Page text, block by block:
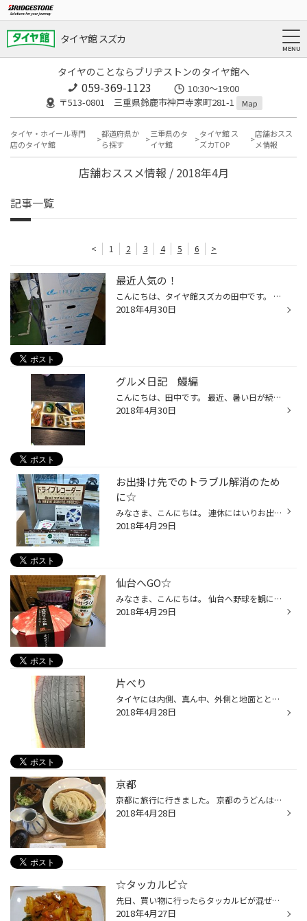
タイヤ館 スズカ
タイヤのことならブリヂストンのタイヤ館へ
059-369-1123
10:30～19:00
〒513-0801 三重県鈴鹿市神戸寺家町281-1
Map
タイヤ・ホイール専門
店のタイヤ館
都道府県か
ら探す
三重県のタ
イヤ館
タイヤ館 ス
ズカTOP
店舗おスス
メ情報
店舗おススメ情報 / 2018年4月
記事一覧
< 1 2 3 4 5 6 >
最近人気の！
こんにちは、タイヤ館スズカの田中です。 最近人気のあのシリーズのホイールが入荷しましたよ！ ＷＥＤＳ レオニスＳＫ この春はこのレオニスＳＫとレオニスＣＨが非常に人気です。 納期も掛かることが多いので興味のある方はお早目に～～
2018年4月30日
グルメ日記 鰻編
こんにちは、田中です。 最近、暑い日が続いたので体力をつけようと鰻を食べに行ってきました。 場所は半田のたま川さん。 ここはなんと「漬物バイキング」があります。 鰻は焼くのに時間が掛かるのでこういったものがあると時間つぶしになって非常に助かります。 今回の漬物チョイスはコチラ。。。...
2018年4月30日
お出掛け先でのトラブル解消のため
に☆
みなさま、こんにちは。 連休にはいりお出掛けされる方も多くなると思います。 事故等のトラブル防止の為や旅の記録を残せたりできる 「ドライブレコーダー」 タイヤ館で取り扱っておりますので ぜひご来店ください！！
2018年4月29日
仙台へGO☆
みなさま、こんにちは。 仙台へ野球を観に行きました！ 雨天中止になったのですが。。。泣 帰りにはコレ食べました
2018年4月29日
片べり
タイヤには内側、真ん中、外側と地面とと接地面があります。 タイヤを均等に減らすことが、長持ちの秘訣。 定期的なアライメント調整や空気圧の調整でタイヤを上手く 使って下さい。
2018年4月28日
京都
京都に旅行に行きました。 京都のうどんは上品で美味しかったですが、私には 少し薄かったです。笑 でもオシャレな京都になた行きたいです。
2018年4月28日
☆タッカルビ☆
先日、買い物に行ったらタッカルビが混ぜたら出来るのがありどんなものかと思い買いました。 辛いのがあまり得意ではない私は、タレを調節して作りました！！！ 鶏肉とトック（韓国のお餅）とタレが良い感じになり出来ました(*^。^*)
2018年4月27日